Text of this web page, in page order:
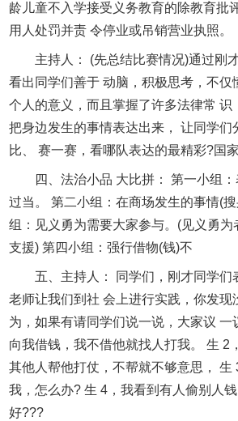
龄儿童不入学接受义务教育的除教育批
用人处罚并责 令停业或吊销营业执照。
主持人： (先总结比赛情况)通过刚
看出同学们善于 动脑，积极思考，不仅
个人的意义，而且掌握了许多法律常 识
把身边发生的事情表达出来， 让同学们
比、 赛一赛，看哪队表达的最精彩?国
四、法治小品 大比拼： 第一小组
过当。 第二小组：在商场发生的事情(
组：见义勇为需要大家参与。(见义勇为
支援) 第四小组：强行借物(钱)不
五、主持人： 同学们，刚才同学们
老师让我们到社 会上进行实践，你发现
为，如果有请同学们说一说，大家议 一
向我借钱，我不借他就找人打我。 生 2
其他人帮他打仗，不帮就不够意思， 生
我，怎么办? 生 4，我看到有人偷别人
好???